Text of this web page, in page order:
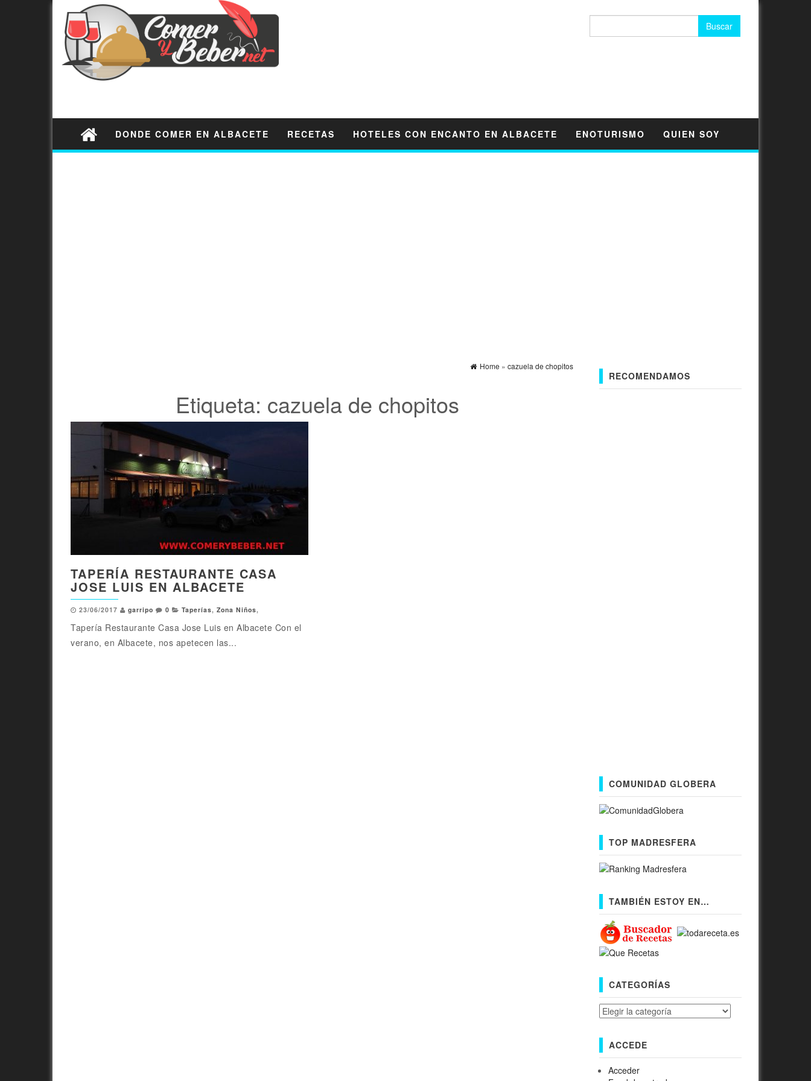
DONDE COMER EN ALBACETE RECETAS HOTELES CON ENCANTO EN ALBACETE ENOTURISMO QUIEN SOY
Home » cazuela de chopitos
Etiqueta: cazuela de chopitos
TAPERÍA RESTAURANTE CASA
JOSE LUIS EN ALBACETE
23/06/2017 garripo 0 Taperías, Zona Niños,
Tapería Restaurante Casa Jose Luis en Albacete Con el
verano, en Albacete, nos apetecen las...
RECOMENDAMOS
COMUNIDAD GLOBERA
TOP MADRESFERA
TAMBIÉN ESTOY EN…
CATEGORÍAS
Categorías
ACCEDE
Acceder